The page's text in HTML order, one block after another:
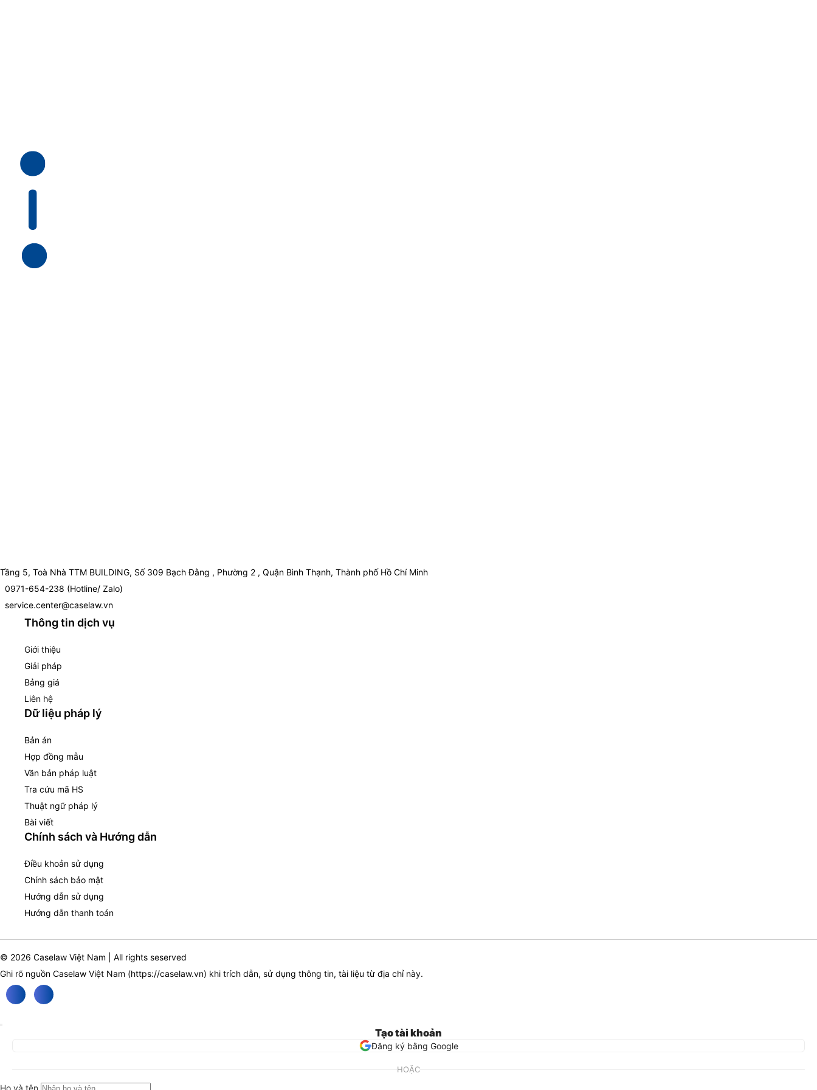
Tầng 5, Toà Nhà TTM BUILDING, Số 309 Bạch Đằng , Phường 2 , Quận Bình Thạnh, Thành phố Hồ Chí Minh
0971-654-238 (Hotline/ Zalo)
service.center@caselaw.vn
Thông tin dịch vụ
Giới thiệu
Giải pháp
Bảng giá
Liên hệ
Dữ liệu pháp lý
Bản án
Hợp đồng mẫu
Văn bản pháp luật
Tra cứu mã HS
Thuật ngữ pháp lý
Bài viết
Chính sách và Hướng dẫn
Điều khoản sử dụng
Chính sách bảo mật
Hướng dẫn sử dụng
Hướng dẫn thanh toán
© 2026 Caselaw Việt Nam | All rights seserved
Ghi rõ nguồn Caselaw Việt Nam (https://caselaw.vn) khi trích dẫn, sử dụng thông tin, tài liệu từ địa chỉ này.
Tạo tài khoản
Đăng ký bằng Google
HOẶC
Họ và tên